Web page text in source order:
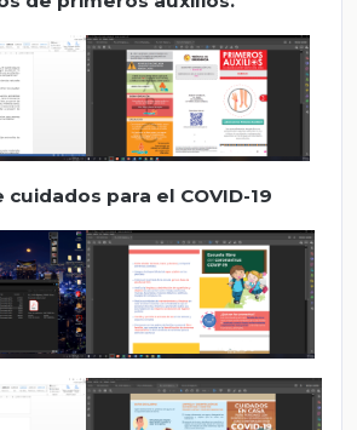
cuidados para el COVID-19